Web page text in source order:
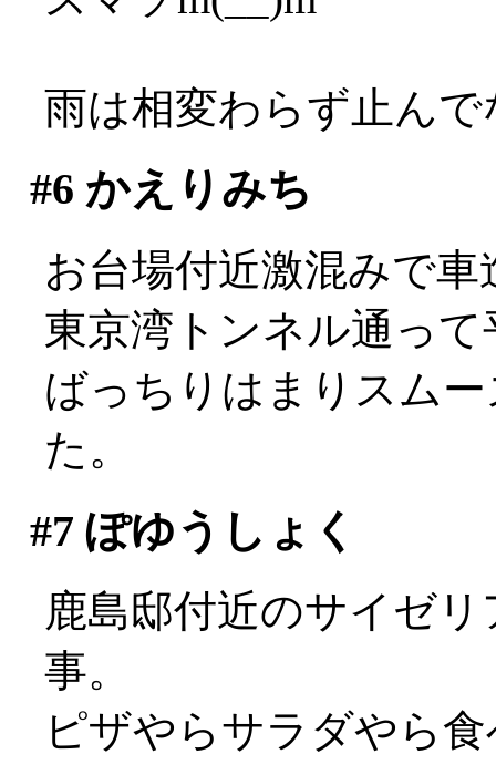
雨は相変わらず止ん
#6 かえりみち
お台場付近激混みで車
東京湾トンネル通っ
ばっちりはまりスム
た。
#7 ぽゆうしょく
鹿島邸付近のサイゼ
事。
ピザやらサラダやら